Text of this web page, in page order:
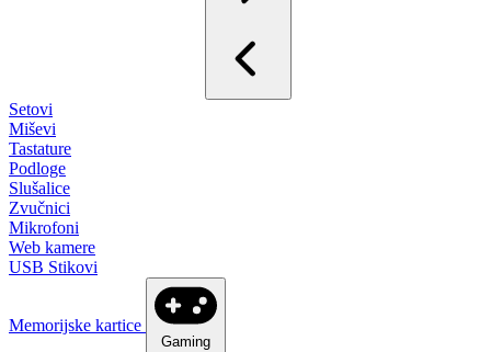
Setovi
Miševi
Tastature
Podloge
Slušalice
Zvučnici
Mikrofoni
Web kamere
USB Stikovi
Memorijske kartice
Gaming